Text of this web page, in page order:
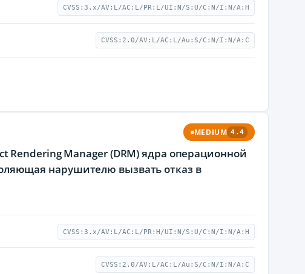
CVSS:3.x/AV:L/AC:L/PR:L/UI:N/S:U/C:N/I:N/A:H
CVSS:2.0/AV:L/AC:L/Au:S/C:N/I:N/A:C
MEDIUM 4.4
Rendering Manager (DRM) ядра операционной
нарушителю вызвать отказ в
CVSS:3.x/AV:L/AC:L/PR:H/UI:N/S:U/C:N/I:N/A:H
CVSS:2.0/AV:L/AC:L/Au:S/C:N/I:N/A:C